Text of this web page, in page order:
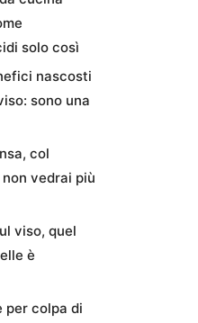
solo così
nascosti
sono una
col
vedrai più
viso, quel
è
per colpa di